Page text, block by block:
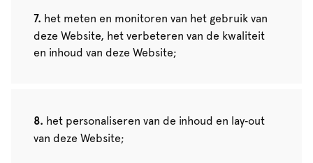
het meten en monitoren van het gebruik van
deze Website, het verbeteren van de kwaliteit
en inhoud van deze Website;
het personaliseren van de inhoud en lay‑out
van deze Website;